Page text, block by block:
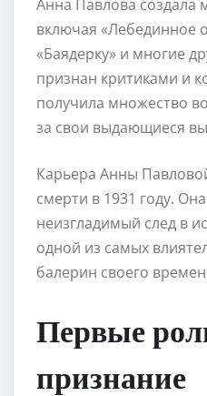
Анна Павлова создала
включая «Лебединное
«Баядерку» и многие
признан критиками и
получила множество
за свои выдающиеся
Карьера Анны
смерти в 1931 году.
неизгладимый след в
одной из самых
балерин своего
Первые
признание